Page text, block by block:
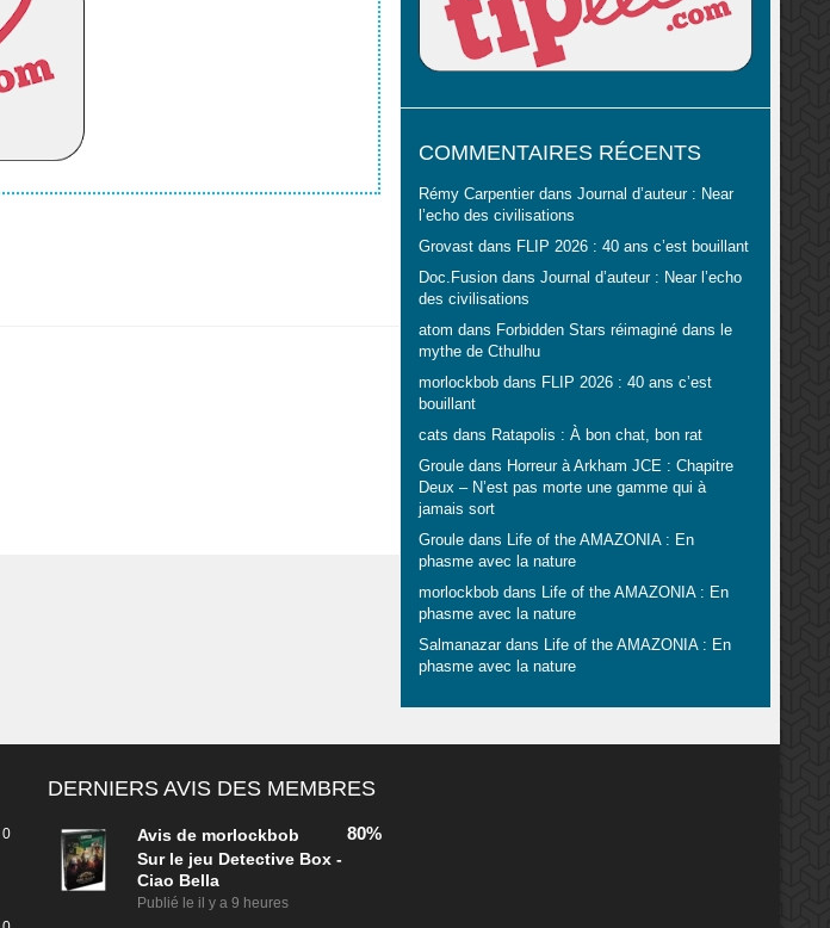
COMMENTAIRES RÉCENTS
Rémy Carpentierdans Journal d’auteur : Near
l’echo des civilisations
Grovastdans FLIP 2026 : 40 ans c’est bouillant
Doc.Fusiondans Journal d’auteur : Near l’echo
des civilisations
atom dans Forbidden Stars réimaginé dans le
mythe de Cthulhu
morlockbobdans FLIP 2026 : 40 ans c’est
bouillant
cats dans Ratapolis : À bon chat, bon rat
Grouledans Horreur à Arkham JCE : Chapitre
Deux – N’est pas morte une gamme qui à
jamais sort
Grouledans Life of the AMAZONIA : En
phasme avec la nature
morlockbobdans Life of the AMAZONIA : En
phasme avec la nature
Salmanazardans Life of the AMAZONIA : En
phasme avec la nature
0
DERNIERS AVIS DES MEMBRES
Avis de morlockbob
Sur le jeu Detective Box -
Ciao Bella
Publié le il y a 9 heures
80%